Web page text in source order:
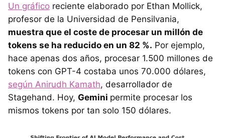
Un gráfico reciente elaborado por Ethan Mollick,
profesor de la Universidad de Pensilvania,
muestra que el coste de procesar un millón de
tokens se ha reducido en un 82 %. Por ejemplo,
hace apenas dos años, procesar 1.500 millones de
tokens con GPT-4 costaba unos 70.000 dólares,
según Anirudh Kamath, desarrollador de
Stagehand. Hoy, Gemini permite procesar los
mismos tokens por tan solo 150 dólares.